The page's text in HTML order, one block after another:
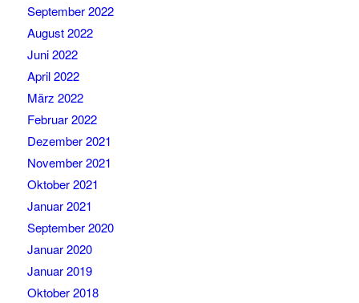
September 2022
August 2022
Juni 2022
April 2022
März 2022
Februar 2022
Dezember 2021
November 2021
Oktober 2021
Januar 2021
September 2020
Januar 2020
Januar 2019
Oktober 2018